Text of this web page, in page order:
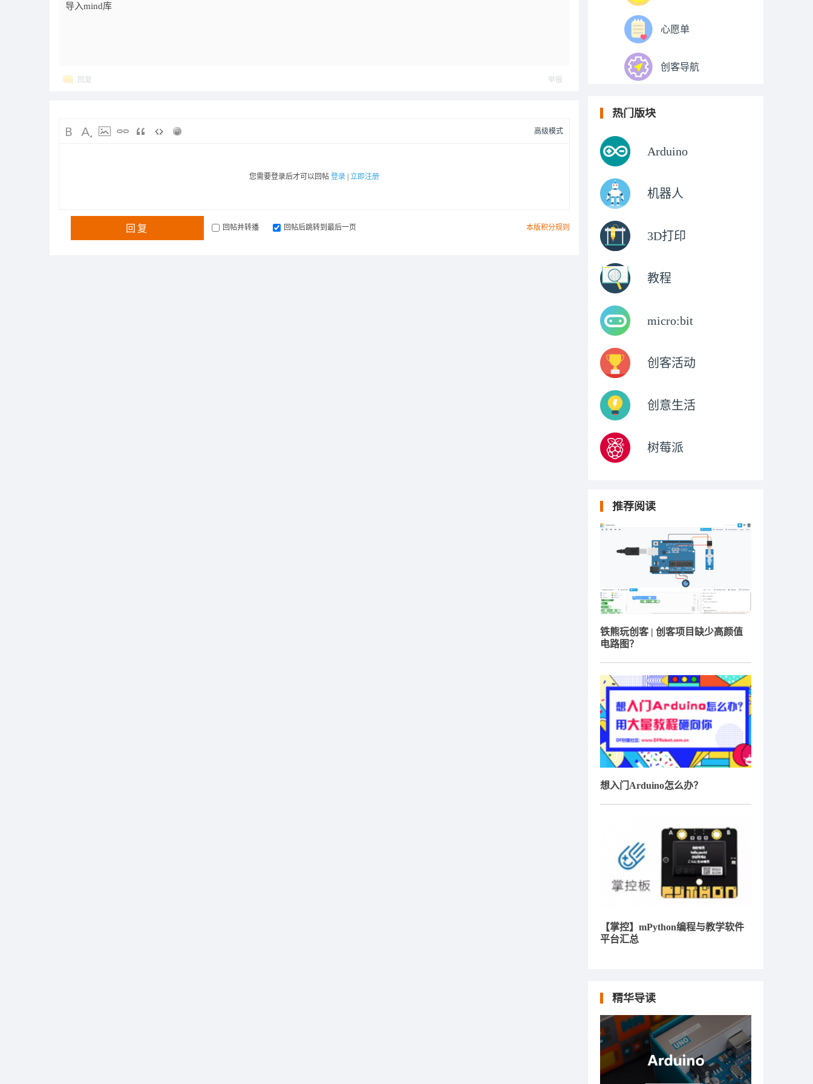
导入mind库
回复 举报
高级模式
您需要登录后才可以回帖 登录 立即注册
本版积分规则
回复 回帖并转播 回帖后跳转到最后一页
心愿单
创客导航
热门版块
Arduino
机器人
3D打印
教程
micro:bit
创客活动
创意生活
树莓派
推荐阅读
铁熊玩创客 | 创客项目缺少高颜值
电路图？
想入门Arduino怎么办？
【掌控】mPython编程与教学软件
平台汇总
精华导读